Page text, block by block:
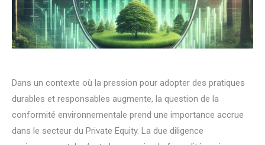
Dans un contexte où la pression pour adopter des pratiques
durables et responsables augmente, la question de la
conformité environnementale prend une importance accrue
dans le secteur du Private Equity. La due diligence